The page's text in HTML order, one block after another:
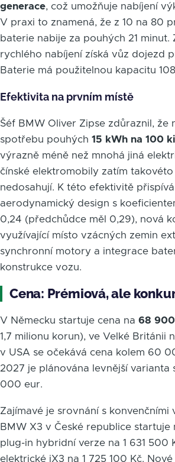
generace, což umožňuje nabíjení
V praxi to znamená, že z 10 na 80
baterie nabije za pouhých 21 minut.
rychlého nabíjení získá vůz dojezd
Baterie má použitelnou kapacitu
Efektivita na prvním místě
Šéf BMW Oliver Zipse zdůraznil, že
spotřebu pouhých 15 kWh na 100
výrazně méně než mnohá jiná
čínské elektromobily zatím
nedosahují. K této efektivitě
aerodynamický design s
0,24 (předchůdce měl 0,29), nová
využívající místo vzácných zemin
synchronní motory a integrace
konstrukce vozu.
Cena: Prémiová, ale
V Německu startuje cena na 68
1,7 milionu korun), ve Velké Británii
v USA se očekává cena kolem 60
2027 je plánována levnější varianta
000 eur.
Zajímavé je srovnání s konvenčními
BMW X3 v České republice startuje
plug-in hybridní verze na 1 631 500
elektrické iX3 na 1 725 100 Kč.